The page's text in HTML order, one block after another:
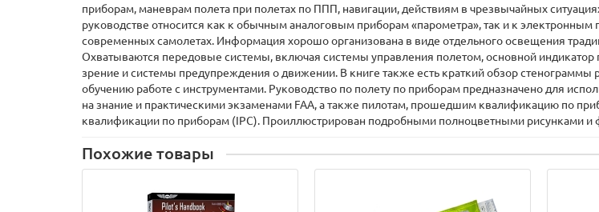
приборам, маневрам полета при полетах по ППП, навигации, действиям в чрезвычайных
руководстве относится как к обычным аналоговым приборам «парометра», так и к
современных самолетах. Информация хорошо организована в виде отдельного освещения
Охватываются передовые системы, включая системы управления полетом, основной
зрение и системы предупреждения о движении. В книге также есть краткий обзор
обучению работе с инструментами. Руководство по полету по приборам предназначено для
на знание и практическими экзаменами FAA, а также пилотам, прошедшим квалификацию по
квалификации по приборам (IPC). Проиллюстрирован подробными полноцветными рисунками и
Похожие товары